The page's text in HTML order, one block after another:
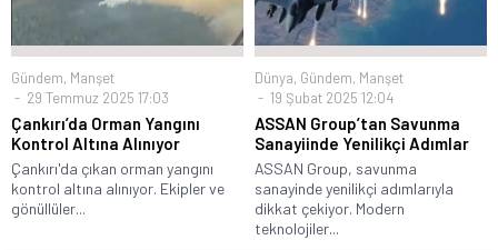
Gündem, Manşet
29 Temmuz 2025 17:03
Çankırı’da Orman Yangını
Kontrol Altına Alınıyor
Çankırı'da çıkan orman yangını
kontrol altına alınıyor. Ekipler ve
gönüllüler...
Dünya, Gündem, Manşet
19 Şubat 2025 12:04
ASSAN Group’tan Savunma
Sanayiinde Yenilikçi Adımlar
ASSAN Group, savunma
sanayinde yenilikçi adımlarıyla
dikkat çekiyor. Modern
teknolojiler...